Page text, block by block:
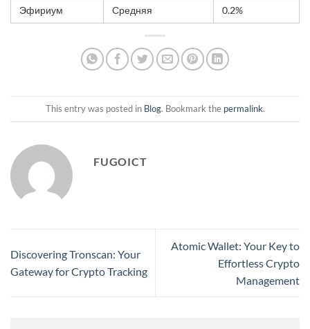
Эфириум Средняя 0.2%
This entry was posted in Blog. Bookmark the permalink.
FUGOICT
Discovering Tronscan: Your
Gateway for Crypto Tracking
Atomic Wallet: Your Key to
Effortless Crypto
Management